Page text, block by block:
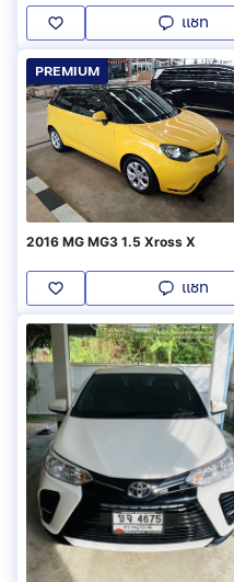
แชท
PREMIUM
2016 MG MG3 1.5 Xross X
แชท